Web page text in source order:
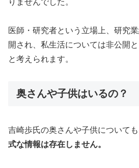
医師・研究者という立場上、研究
開され、私生活については非公開
と考えられます。
奥さんや子供はいるの？
吉崎歩氏の奥さんや子供についても
式な情報は存在しません。